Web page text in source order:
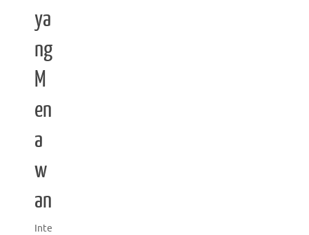
ya
ng
M
en
a
w
an
Inte